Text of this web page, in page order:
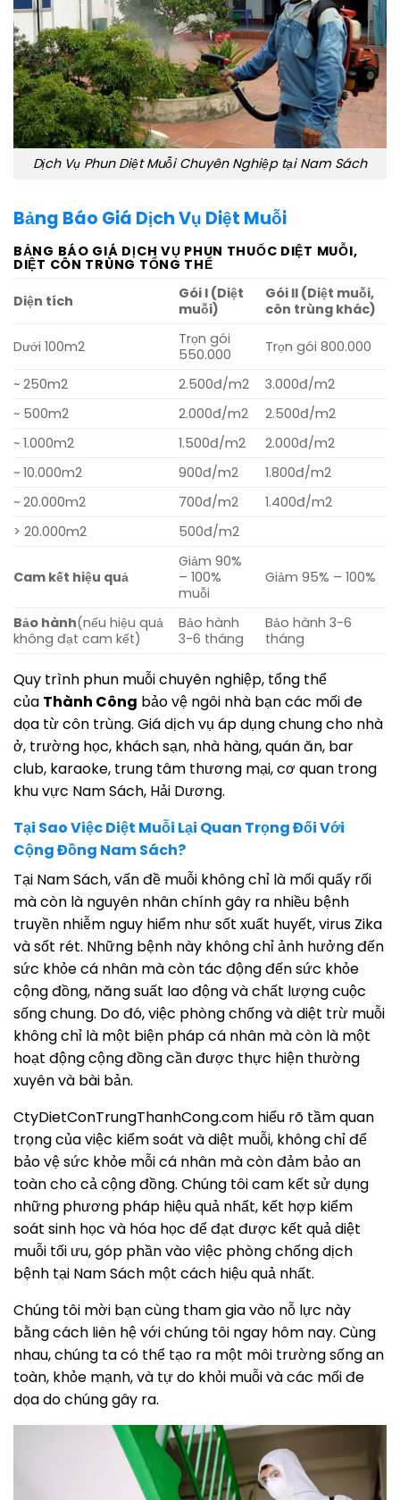
Dịch Vụ Phun Diệt Muỗi Chuyên Nghiệp tại Nam Sách
Bảng Báo Giá Dịch Vụ Diệt Muỗi
BẢNG BÁO GIÁ DỊCH VỤ PHUN THUỐC DIỆT MUỖI,
DIỆT CÔN TRÙNG TỔNG THỂ
Diện tích
Gói I (Diệt
muỗi)
Gói II (Diệt muỗi,
côn trùng khác)
Dưới 100m2
Trọn gói
550.000
Trọn gói 800.000
~ 250m2 2.500đ/m2
3.000đ/m2
~ 500m2
2.000đ/m2
2.500đ/m2
~ 1.000m2
1.500đ/m2
2.000đ/m2
~ 10.000m2
900đ/m2
1.800đ/m2
~ 20.000m2
700đ/m2
1.400đ/m2
> 20.000m2
500đ/m2
Cam kết hiệu quả
Giảm 90%
– 100%
muỗi
Giảm 95% – 100%
Bảo hành(nếu hiệu quả
không đạt cam kết)
Bảo hành
3-6 tháng
Bảo hành 3-6
tháng
Quy trình phun muỗi chuyên nghiệp, tổng thể
của Thành Công bảo vệ ngôi nhà bạn các mối đe
dọa từ côn trùng. Giá dịch vụ áp dụng chung cho nhà
ở, trường học, khách sạn, nhà hàng, quán ăn, bar
club, karaoke, trung tâm thương mại, cơ quan trong
khu vực Nam Sách, Hải Dương.
Tại Sao Việc Diệt Muỗi Lại Quan Trọng Đối Với
Cộng Đồng Nam Sách?
Tại Nam Sách, vấn đề muỗi không chỉ là mối quấy rối
mà còn là nguyên nhân chính gây ra nhiều bệnh
truyền nhiễm nguy hiểm như sốt xuất huyết, virus Zika
và sốt rét. Những bệnh này không chỉ ảnh hưởng đến
sức khỏe cá nhân mà còn tác động đến sức khỏe
cộng đồng, năng suất lao động và chất lượng cuộc
sống chung. Do đó, việc phòng chống và diệt trừ muỗi
không chỉ là một biện pháp cá nhân mà còn là một
hoạt động cộng đồng cần được thực hiện thường
xuyên và bài bản.
CtyDietConTrungThanhCong.com hiểu rõ tầm quan
trọng của việc kiểm soát và diệt muỗi, không chỉ để
bảo vệ sức khỏe mỗi cá nhân mà còn đảm bảo an
toàn cho cả cộng đồng. Chúng tôi cam kết sử dụng
những phương pháp hiệu quả nhất, kết hợp kiểm
soát sinh học và hóa học để đạt được kết quả diệt
muỗi tối ưu, góp phần vào việc phòng chống dịch
bệnh tại Nam Sách một cách hiệu quả nhất.
Chúng tôi mời bạn cùng tham gia vào nỗ lực này
bằng cách liên hệ với chúng tôi ngay hôm nay. Cùng
nhau, chúng ta có thể tạo ra một môi trường sống an
toàn, khỏe mạnh, và tự do khỏi muỗi và các mối đe
dọa do chúng gây ra.